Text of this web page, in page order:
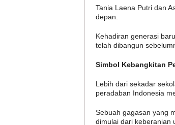
Tania Laena Putri dan
depan.
Kehadiran generasi
telah dibangun
Simbol Kebangkitan
Lebih dari sekadar
peradaban Indonesia
Sebuah gagasan yang
dimulai dari keberanian